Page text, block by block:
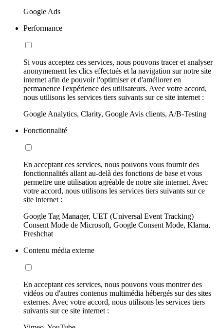
Google Ads
Performance
Si vous acceptez ces services, nous pouvons tracer et analyser
anonymement les clics effectués et la navigation sur notre site
internet afin de pouvoir l'optimiser et d'améliorer en
permanence l'expérience des utilisateurs. Avec votre accord,
nous utilisons les services tiers suivants sur ce site internet :
Google Analytics, Clarity, Google Avis clients, A/B-Testing
Fonctionnalité
En acceptant ces services, nous pouvons vous fournir des
fonctionnalités allant au-delà des fonctions de base et vous
permettre une utilisation agréable de notre site internet. Avec
votre accord, nous utilisons les services tiers suivants sur ce
site internet :
Google Tag Manager, UET (Universal Event Tracking)
Consent Mode de Microsoft, Google Consent Mode, Klarna,
Freshchat
Contenu média externe
En acceptant ces services, nous pouvons vous montrer des
vidéos ou d'autres contenus multimédia hébergés sur des sites
externes. Avec votre accord, nous utilisons les services tiers
suivants sur ce site internet :